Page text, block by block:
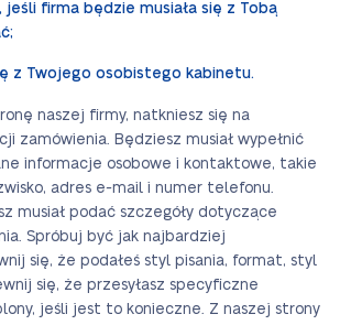
firma będzie musiała się z Tobą
z Twojego osobistego kabinetu.
naszej firmy, natkniesz się na
zamówienia. Będziesz musiał wypełnić
informacje osobowe i kontaktowe, takie
adres e-mail i numer telefonu.
musiał podać szczegóły dotyczące
Spróbuj być jak najbardziej
się, że podałeś styl pisania, format, styl
się, że przesyłasz specyficzne
jeśli jest to konieczne. Z naszej strony